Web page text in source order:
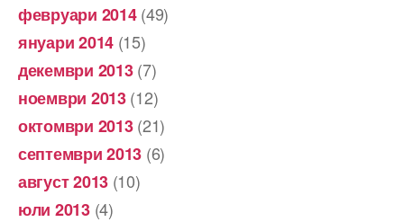
февруари 2014(49)
януари 2014 (15)
декември 2013(7)
ноември 2013(12)
октомври 2013(21)
септември 2013 (6)
август 2013 (10)
юли 2013(4)